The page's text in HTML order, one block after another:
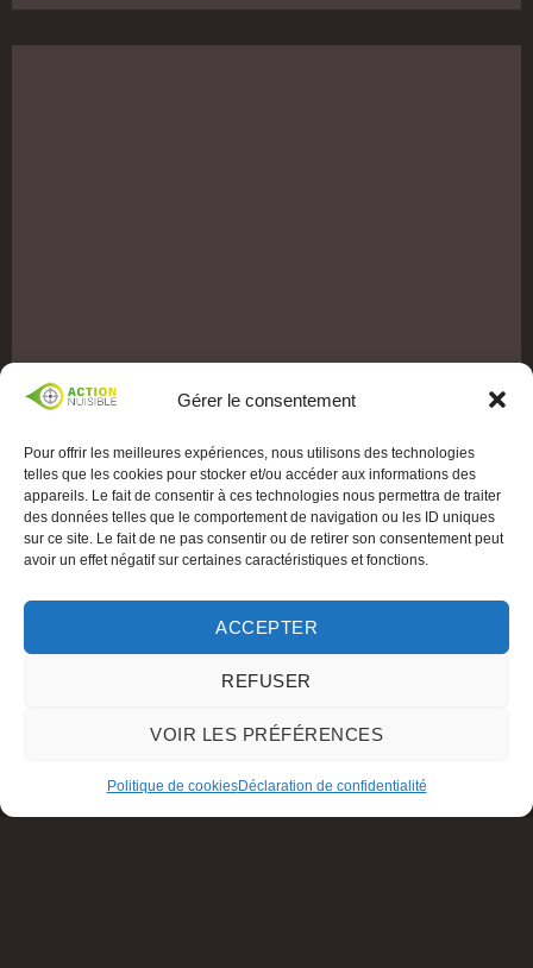
Gérer le consentement
Pour offrir les meilleures expériences, nous utilisons des technologies
telles que les cookies pour stocker et/ou accéder aux informations des
appareils. Le fait de consentir à ces technologies nous permettra de traiter
des données telles que le comportement de navigation ou les ID uniques
sur ce site. Le fait de ne pas consentir ou de retirer son consentement peut
avoir un effet négatif sur certaines caractéristiques et fonctions.
ACCEPTER
REFUSER
VOIR LES PRÉFÉRENCES
Politique de cookiesDéclaration de confidentialité